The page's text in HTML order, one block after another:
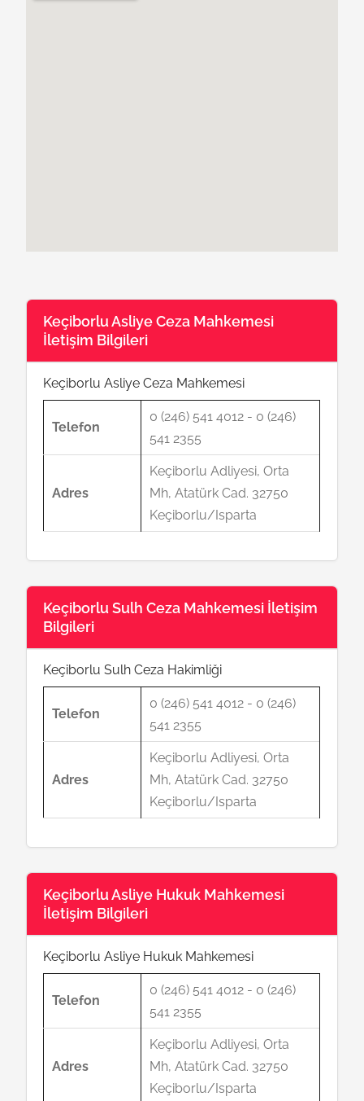
Keçiborlu Asliye Ceza Mahkemesi
İletişim Bilgileri
Keçiborlu Asliye Ceza Mahkemesi
Telefon
0 (246) 541 4012 - 0 (246)
541 2355
Adres
Keçiborlu Adliyesi, Orta
Mh, Atatürk Cad. 32750
Keçiborlu/Isparta
Keçiborlu Sulh Ceza Mahkemesi İletişim
Bilgileri
Keçiborlu Sulh Ceza Hakimliği
Telefon
0 (246) 541 4012 - 0 (246)
541 2355
Adres
Keçiborlu Adliyesi, Orta
Mh, Atatürk Cad. 32750
Keçiborlu/Isparta
Keçiborlu Asliye Hukuk Mahkemesi
İletişim Bilgileri
Keçiborlu Asliye Hukuk Mahkemesi
Telefon
0 (246) 541 4012 - 0 (246)
541 2355
Adres
Keçiborlu Adliyesi, Orta
Mh, Atatürk Cad. 32750
Keçiborlu/Isparta